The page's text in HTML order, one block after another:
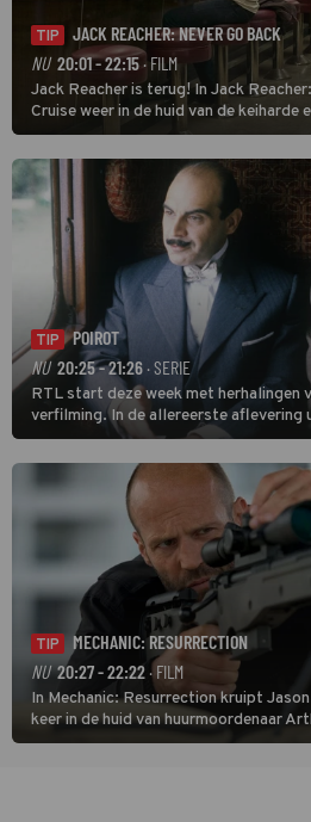
TIP
JACK REACHER: NEVER GO BACK
NU 20:01 - 22:15· FILM
Jack Reacher is terug! In Jack
Cruise weer in de huid van de keiharde
TIP
POIROT
NU 20:25 - 21:26 · SERIE
RTL start deze week met herhalingen
verfilming. In de allereerste aflevering
speurder op zoek naar een vermiste
verwikkeld in een moordzaak. (HH)
TIP
MECHANIC: RESURRECTION
NU 20:27 - 22:22· FILM
In Mechanic: Resurrection kruipt
keer in de huid van huurmoordenaar
donder op kunt zeggen dat er van